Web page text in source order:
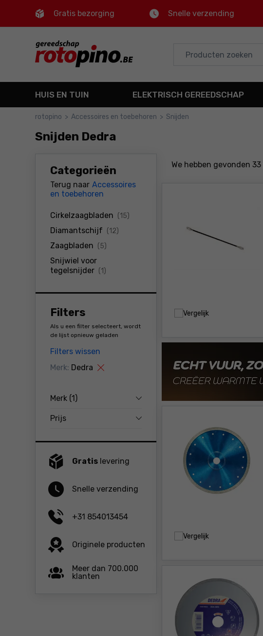
Control M
Hoofdmenu
Producten
Gratis bezorging Snelle verzending
HUIS EN TUIN ELEKTRISCH GEREEDSCHAP
rotopino > Accessoires en toebehoren > Snijden
Snijden Dedra
Categorieën
Terug naar Accessoires
en toebehoren
Cirkelzaagbladen (15)
Diamantschijf (12)
Zaagbladen (5)
Snijwiel voor
tegelsnijder (1)
Filters
Als u een filter selecteert, wordt
de lijst opnieuw geladen
Filters wissen
Merk: Dedra
Merk (1)
Prijs
Gratis levering
Snelle verzending
+31 854013454
Originele producten
Meer dan 700.000
klanten
We hebben gevonden 33
Vergelijk
Vergelijk